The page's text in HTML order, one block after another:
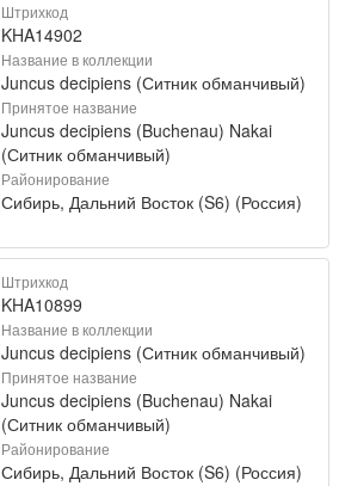
Штрихкод
KHA14902
Название в коллекции
Juncus decipiens (Ситник обманчивый)
Принятое название
Juncus decipiens (Buchenau) Nakai
(Ситник обманчивый)
Районирование
Сибирь, Дальний Восток (S6) (Россия)
Штрихкод
KHA10899
Название в коллекции
Juncus decipiens (Ситник обманчивый)
Принятое название
Juncus decipiens (Buchenau) Nakai
(Ситник обманчивый)
Районирование
Сибирь, Дальний Восток (S6) (Россия)